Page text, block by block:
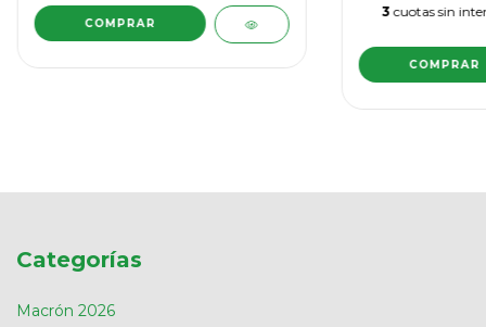
COMPRAR
3 cuotas sin
COMPRAR
Categorías
Macrón 2026